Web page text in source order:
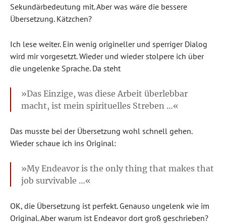
Sekundärbedeutung mit. Aber was wäre die bessere
Übersetzung. Kätzchen?
Ich lese weiter. Ein wenig origineller und sperriger Dialog
wird mir vorgesetzt. Wieder und wieder stolpere ich über
die ungelenke Sprache. Da steht
»Das Einzige, was diese Arbeit überlebbar
macht, ist mein spirituelles Streben …«
Das musste bei der Übersetzung wohl schnell gehen.
Wieder schaue ich ins Original:
»My Endeavor is the only thing that makes that
job survivable …«
OK, die Übersetzung ist perfekt. Genauso ungelenk wie im
Original. Aber warum ist Endeavor dort groß geschrieben?